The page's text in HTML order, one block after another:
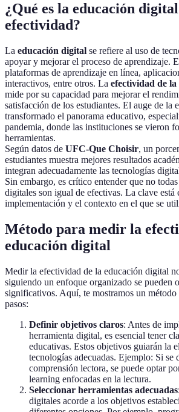
¿Qué es la educación
efectividad?
La educación digital se refiere al uso de
apoyar y mejorar el proceso de aprendizaje.
plataformas de aprendizaje en línea,
interactivos, entre otros. La efectividad de
mide por su capacidad para mejorar el
satisfacción de los estudiantes. El auge de la
transformado el panorama educativo,
pandemia, donde las instituciones se vieron
herramientas.
Según datos de UFC-Que Choisir, un
estudiantes muestra mejores resultados
integran adecuadamente las tecnologías
Sin embargo, es crítico entender que no
digitales son igual de efectivas. La clave está
implementación y el contexto en el que se
Método para medir la
educación digital
Medir la efectividad de la educación digital
siguiendo un enfoque organizado se pueden
significativos. Aquí, te mostramos un
pasos:
Definir objetivos claros: Antes de
herramienta digital, es esencial tener
educativas. Estos objetivos guiarán la
tecnologías adecuadas. Ejemplo: Si se
comprensión lectora, se puede optar
learning enfocadas en la lectura.
Seleccionar herramientas adecuadas
digitales acorde a los objetivos